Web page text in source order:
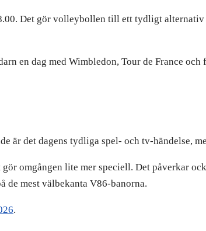
Det gör volleybollen till ett tydligt
en dag med Wimbledon, Tour de France
är det dagens tydliga spel- och tv-händelse,
omgången lite mer speciell. Det påverkar
de mest välbekanta V86-banorna.
.